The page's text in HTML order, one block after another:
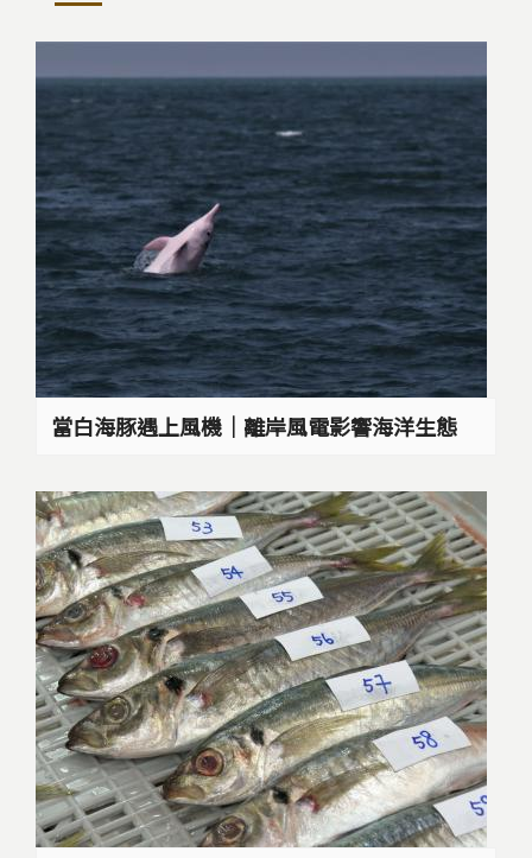
當白海豚遇上風機｜離岸風電影響海洋生態